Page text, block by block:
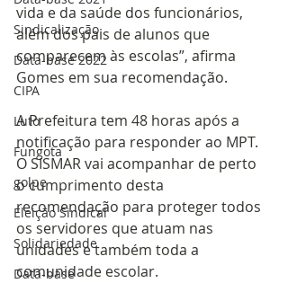
Sindicalização
Data-base 2022
CIPA
Luto
Fungota
golpe
Eleição Sindical
Solidariedade
Data-base
vida e da saúde dos funcionários,
além dos pais de alunos que
comparecem às escolas”, afirma
Gomes em sua recomendação.
A Prefeitura tem 48 horas após a
notificação para responder ao MPT.
O SISMAR vai acompanhar de perto
o cumprimento desta
recomendação para proteger todos
os servidores que atuam nas
unidades e também toda a
comunidade escolar.